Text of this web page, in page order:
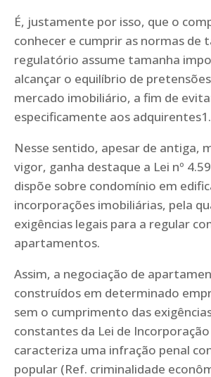
É, justamente por isso, que o
conhecer e cumprir as normas de
regulatório assume tamanha
alcançar o equilíbrio de
mercado imobiliário, a fim de
especificamente aos adquirentes1.
Nesse sentido, apesar de antiga,
vigor, ganha destaque a Lei nº
dispõe sobre condomínio em
incorporações imobiliárias, pela
exigências legais para a regular
apartamentos.
Assim, a negociação de
construídos em determinado
sem o cumprimento das
constantes da Lei de
caracteriza uma infração penal
popular (Ref. criminalidade